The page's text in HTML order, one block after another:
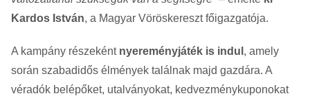
Kardos István, a Magyar Vöröskereszt főigazgatója.
A kampány részekéntnyereményjáték is indul , amely
során szabadidős élmények találnak majd gazdára. A
véradók belépőket, utalványokat, kedvezménykuponokat